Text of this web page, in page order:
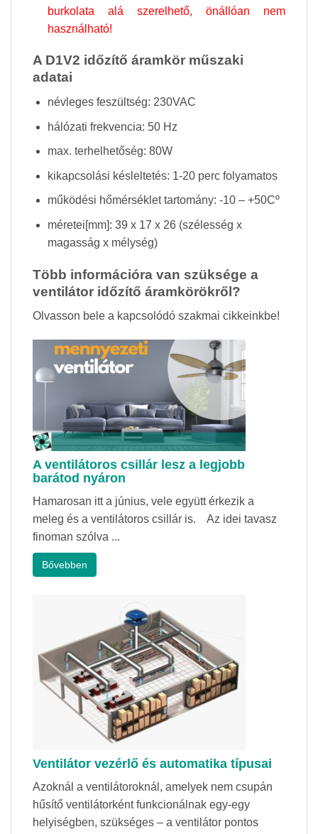
burkolata alá szerelhető, önállóan nem
használható!
A D1V2 időzítő áramkör műszaki
adatai
névleges feszültség: 230VAC
hálózati frekvencia: 50 Hz
max. terhelhetőség: 80W
kikapcsolási késleltetés: 1-20 perc folyamatos
működési hőmérséklet tartomány: -10 – +50Cº
méretei[mm]: 39 x 17 x 26 (szélesség x
magasság x mélység)
Több információra van szüksége a
ventilátor időzítő áramkörökről?
Olvasson bele a kapcsolódó szakmai cikkeinkbe!
A ventilátoros csillár lesz a legjobb
barátod nyáron
Hamarosan itt a június, vele együtt érkezik a
meleg és a ventilátoros csillár is. Az idei tavasz
finoman szólva ...
Bővebben
Ventilátor vezérlő és automatika típusai
Azoknál a ventilátoroknál, amelyek nem csupán
hűsítő ventilátorként funkcionálnak egy-egy
helyiségben, szükséges – a ventilátor pontos